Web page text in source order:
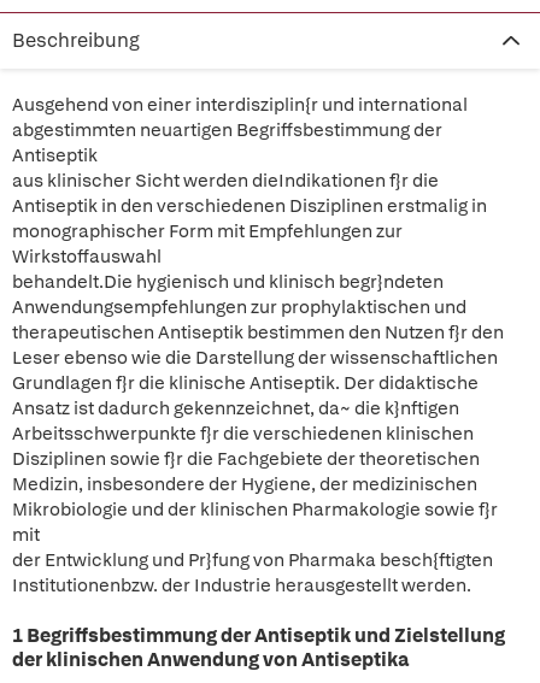
Beschreibung
Ausgehend von einer interdisziplin{r und international
abgestimmten neuartigen Begriffsbestimmung der
Antiseptik
aus klinischer Sicht werden dieIndikationen f}r die
Antiseptik in den verschiedenen Disziplinen erstmalig in
monographischer Form mit Empfehlungen zur
Wirkstoffauswahl
behandelt.Die hygienisch und klinisch begr}ndeten
Anwendungsempfehlungen zur prophylaktischen und
therapeutischen Antiseptik bestimmen den Nutzen f}r den
Leser ebenso wie die Darstellung der wissenschaftlichen
Grundlagen f}r die klinische Antiseptik. Der didaktische
Ansatz ist dadurch gekennzeichnet, da~ die k}nftigen
Arbeitsschwerpunkte f}r die verschiedenen klinischen
Disziplinen sowie f}r die Fachgebiete der theoretischen
Medizin, insbesondere der Hygiene, der medizinischen
Mikrobiologie und der klinischen Pharmakologie sowie f}r
mit
der Entwicklung und Pr}fung von Pharmaka besch{ftigten
Institutionenbzw. der Industrie herausgestellt werden.
1 Begriffsbestimmung der Antiseptik und Zielstellung
der klinischen Anwendung von Antiseptika